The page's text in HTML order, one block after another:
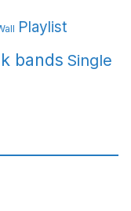
Playlist
bands Single